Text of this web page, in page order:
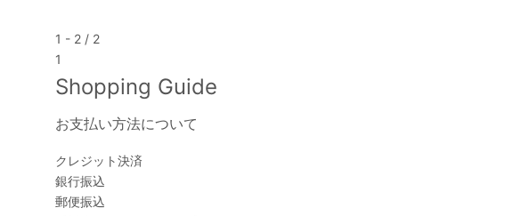
1 - 2 / 2
1
Shopping Guide
お支払い方法について
クレジット決済
銀行振込
郵便振込